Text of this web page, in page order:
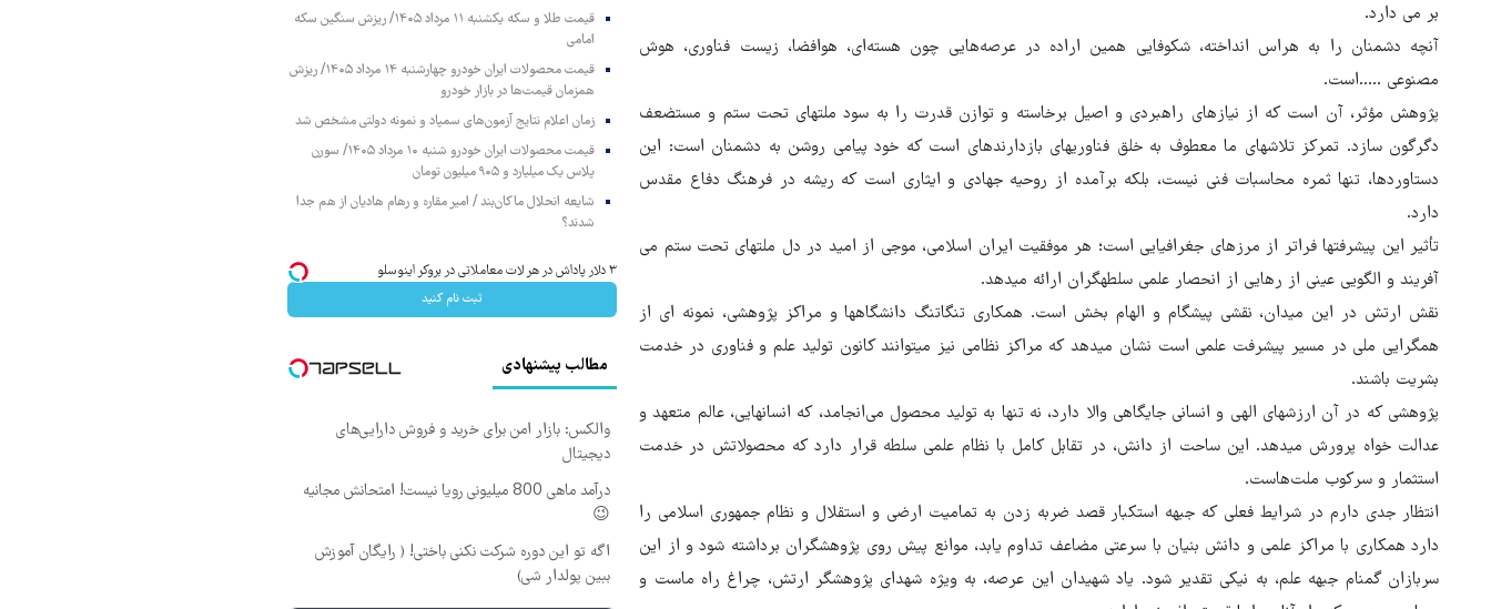
بر می دارد.
آنچه دشمنان را به هراس انداخته، شکوفایی همین اراده در عرصه‌هایی چون هسته‌ای، هوافضا، زیست فناوری، هوش
مصنوعی .....است.
پژوهش مؤثر، آن است که از نیازهای راهبردی و اصیل برخاسته و توازن قدرت را به سود ملت‍های تحت ستم و مستضعف
دگرگون سازد. تمرکز تلاش‍های ما معطوف به خلق فناوری‍های بازدارنده‍ای است که خود پیامی روشن به دشمنان است: این
دستاوردها، تنها ثمره محاسبات فنی نیست، بلکه برآمده از روحیه جهادی و ایثاری است که ریشه در فرهنگ دفاع مقدس
دارد.
تأثیر این پیشرفت‍ها فراتر از مرزهای جغرافیایی است؛ هر موفقیت ایران اسلامی، موجی از امید در دل ملت‍های تحت ستم می
آفریند و الگویی عینی از رهایی از انحصار علمی سلطه‍گران ارائه می‍دهد.
نقش ارتش در این میدان، نقشی پیشگام و الهام بخش است. همکاری تنگاتنگ دانشگاه‍ها و مراکز پژوهشی، نمونه ای از
همگرایی ملی در مسیر پیشرفت علمی است نشان می‍دهد که مراکز نظامی نیز می‍توانند کانون تولید علم و فناوری در خدمت
بشریت باشند.
پژوهشی که در آن ارزش‍های الهی و انسانی جایگاهی والا دارد، نه تنها به تولید محصول می‌انجامد، که انسان‍هایی، عالم متعهد و
عدالت خواه پرورش می‍دهد. این ساحت از دانش، در تقابل کامل با نظام علمی سلطه قرار دارد که محصولاتش در خدمت
استثمار و سرکوب ملت‌هاست.
انتظار جدی دارم در شرایط فعلی که جبهه استکبار قصد ضربه زدن به تمامیت ارضی و استقلال و نظام جمهوری اسلامی را
دارد همکاری با مراکز علمی و دانش بنیان با سرعتی مضاعف تداوم یابد، موانع پیش روی پژوهشگران برداشته شود و از این
سربازان گمنام جبهه علم، به نیکی تقدیر شود. یاد شهیدان این عرصه، به ویژه شهدای پژوهشگر ارتش، چراغ راه ماست و
قیمت طلا و سکه یکشنبه ۱۱ مرداد ۱۴۰۵/ ریزش سنگین سکه
امامی
قیمت محصولات ایران خودرو چهارشنبه ۱۴ مرداد ۱۴۰۵/ ریزش
همزمان قیمت‌ها در بازار خودرو
زمان اعلام نتایج آزمون‌های سمپاد و نمونه دولتی مشخص شد
قیمت محصولات ایران خودرو شنبه ۱۰ مرداد ۱۴۰۵/ سورن
پلاس یک میلیارد و ۹۰۵ میلیون تومان
شایعه انحلال ماکان‌بند / امیر مقاره و رهام هادیان از هم جدا
شدند؟
۳ دلار پاداش در هر لات معاملاتی در بروکر اینوسلو
ثبت نام کنید
مطالب پیشنهادی
والکس: بازار امن برای خرید و فروش دارایی‌های
دیجیتال
درآمد ماهی 800 میلیونی رویا نیست! امتحانش مجانیه
😉
اگه تو این دوره شرکت نکنی باختی! ( رایگان آموزش
ببین پولدار شی)